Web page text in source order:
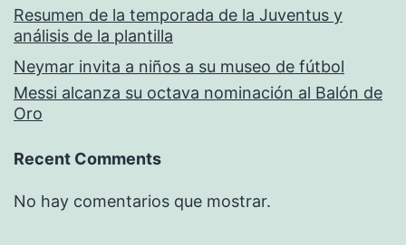
Resumen de la temporada de la Juventus y
análisis de la plantilla
Neymar invita a niños a su museo de fútbol
Messi alcanza su octava nominación al Balón de
Oro
Recent Comments
No hay comentarios que mostrar.